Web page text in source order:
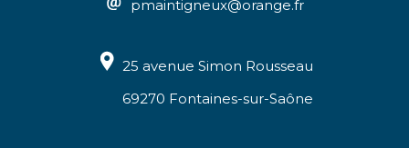
pmaintigneux@orange.fr
25 avenue Simon Rousseau
69270 Fontaines-sur-Saône